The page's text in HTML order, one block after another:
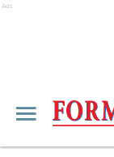
Ads